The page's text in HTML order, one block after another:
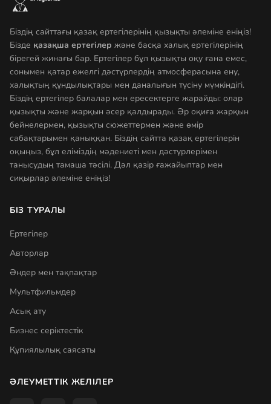
Біздің сайттағы қазақ ертегілерінің қызықты әлеміне еніңіз!
Бізде қазақша ертегілер және басқа халық ертегілерінің
бірегей жинағы бар. Ертегілер бұл қызықты оқу ғана емес,
сонымен қатар ежелгі дәстүрлердің атмосферасына ену,
халықтың құндылықтары мен даналығын түсіну мүмкіндігі.
Біздің ертегілер балалар мен ересектерге жарайды: олар
қызықты және жарқын әсер қалдырады. Әр оқиға жарқын
бейнелермен, қызықты сюжеттермен және өмір
сабақтарымен қаныққан. Біздің сайтта қазақ ертегілерін
оқыңыз, бұл еліміздің мәдениеті мен дәстүрлерімен
танысудың тамаша тәсілі. Дәл қазір ғажайыптар мен
сиқырлар әлеміне еніңіз!
БІЗ ТУРАЛЫ
Ертегілер
Авторлар
Әндер мен тақпақтар
Мультфильмдер
Асық ату
Бизнес серіктестік
Құпиялылық саясаты
ӘЛЕУМЕТТІК ЖЕЛІЛЕР